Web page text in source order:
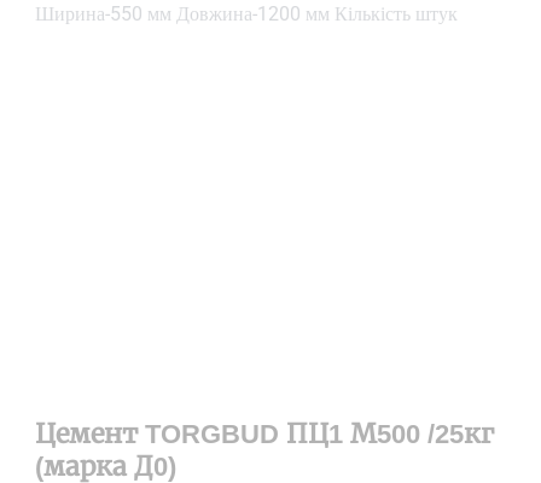
Ширина-550 мм Довжина-1200 мм Кількість штук
Цемент TORGBUD ПЦ1 М500 /25кг
(марка Д0)